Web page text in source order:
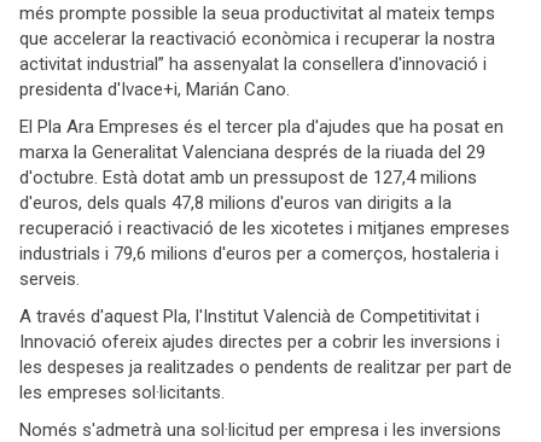
més prompte possible la seua productivitat al mateix temps
que accelerar la reactivació econòmica i recuperar la nostra
activitat industrial” ha assenyalat la consellera d'innovació i
presidenta d'Ivace+i, Marián Cano.
El Pla Ara Empreses és el tercer pla d'ajudes que ha posat en
marxa la Generalitat Valenciana després de la riuada del 29
d'octubre. Està dotat amb un pressupost de 127,4 milions
d'euros, dels quals 47,8 milions d'euros van dirigits a la
recuperació i reactivació de les xicotetes i mitjanes empreses
industrials i 79,6 milions d'euros per a comerços, hostaleria i
serveis.
A través d'aquest Pla, l'Institut Valencià de Competitivitat i
Innovació ofereix ajudes directes per a cobrir les inversions i
les despeses ja realitzades o pendents de realitzar per part de
les empreses sol·licitants.
Només s'admetrà una sol·licitud per empresa i les inversions